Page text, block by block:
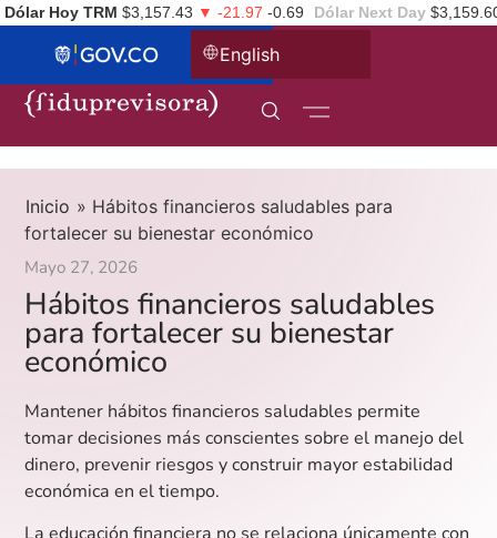
Dólar Hoy TRM $3,157.43 ▼ -21.97 -0.69 Dólar Next Day
English
Inicio » Hábitos financieros saludables para
fortalecer su bienestar económico
Mayo 27, 2026
Hábitos financieros saludables
para fortalecer su bienestar
económico
Mantener hábitos financieros saludables permite
tomar decisiones más conscientes sobre el manejo del
dinero, prevenir riesgos y construir mayor estabilidad
económica en el tiempo.